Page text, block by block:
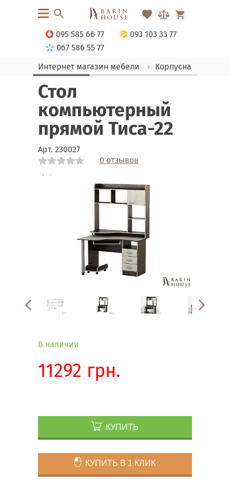
095 585 66 77
093 103 33 77
067 586 55 77
Интернет магазин мебели
Корпусная мебель
Стол
компьютерный
прямой Тиса-22
Арт. 230027
0 отзывов
Link
Link
Link
Link
В наличии
11292 грн.
КУПИТЬ
КУПИТЬ В 1 КЛИК